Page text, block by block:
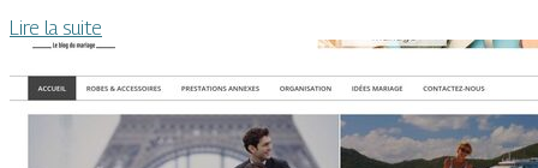
Lire la suite